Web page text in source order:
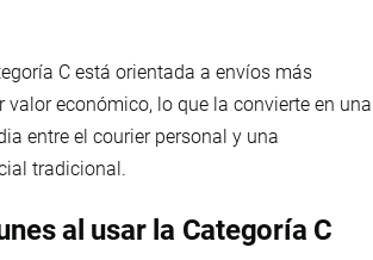
C está orientada a envíos más
valor económico, lo que la convierte en una
entre el courier personal y una
tradicional.
al usar la Categoría C